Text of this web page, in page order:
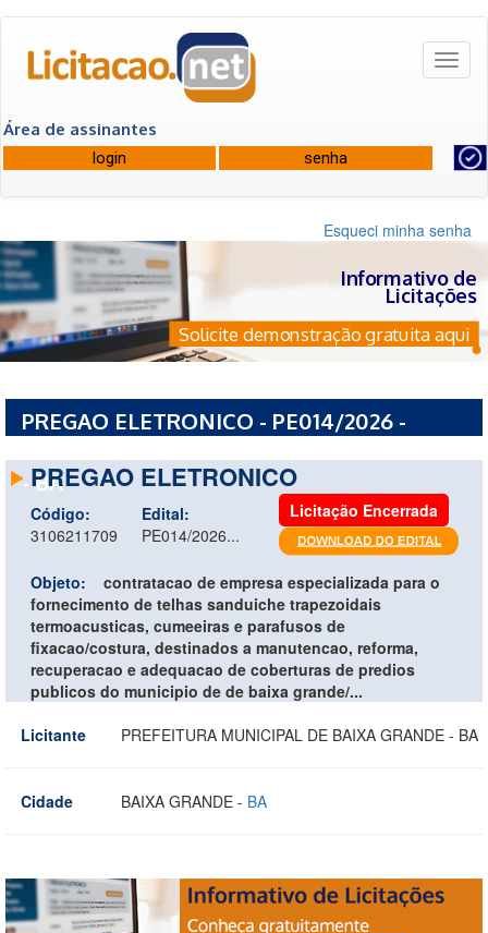
Área de assinantes
Esqueci minha senha
Informativo de
Licitações
Solicite demonstração gratuita aqui
PREGAO ELETRONICO - PE014/2026 -
- BA
PREGAO ELETRONICO
Código:
3106211709
Edital:
PE014/2026...
Licitação Encerrada
Objeto:
contratacao de empresa especializada para o
fornecimento de telhas sanduiche trapezoidais
termoacusticas, cumeeiras e parafusos de
fixacao/costura, destinados a manutencao, reforma,
recuperacao e adequacao de coberturas de predios
publicos do municipio de de baixa grande/...
Licitante
PREFEITURA MUNICIPAL DE BAIXA GRANDE - BA
Cidade BAIXA GRANDE - BA